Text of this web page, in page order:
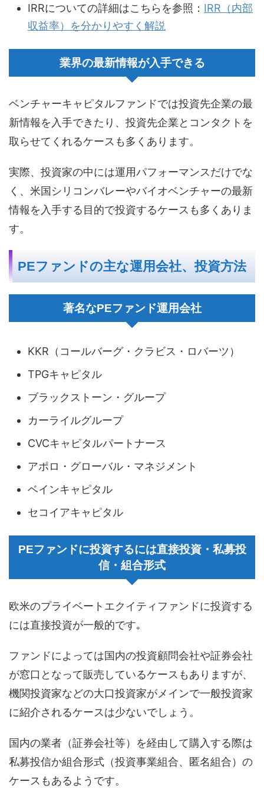
IRRについての詳細はこちらを参照： IRR（内部
収益率）を分かりやすく解説
業界の最新情報が入手できる
ベンチャーキャピタルファンドでは投資先企業の最
新情報を入手できたり、投資先企業とコンタクトを
取らせてくれるケースも多くあります。
実際、投資家の中には運用パフォーマンスだけでな
く、米国シリコンバレーやバイオベンチャーの最新
情報を入手する目的で投資するケースも多くありま
す。
PEファンドの主な運用会社、投資方法
著名なPEファンド運用会社
KKR（コールバーグ・クラビス・ロバーツ）
TPGキャピタル
ブラックストーン・グループ
カーライルグループ
CVCキャピタルパートナース
アポロ・グローバル・マネジメント
ベインキャピタル
セコイアキャピタル
PEファンドに投資するには直接投資・私募投
信・組合形式
欧米のプライベートエクイティファンドに投資する
には直接投資が一般的です｡
ファンドによっては国内の投資顧問会社や証券会社
が窓口となって販売しているケースもありますが、
機関投資家などの大口投資家がメインで一般投資家
に紹介されるケースは少ないでしょう。
国内の業者（証券会社等）を経由して購入する際は
私募投信か組合形式（投資事業組合、匿名組合）の
ケースもあるようです。